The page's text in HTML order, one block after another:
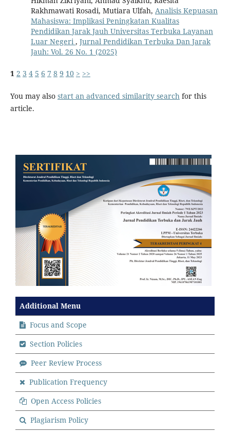
Rakhmawati Rosadi, Mutiara Ulfah, Analisis Kepuasan
Mahasiswa: Implikasi Peningkatan Kualitas
Pendidikan Jarak Jauh Universitas Terbuka Layanan
Luar Negeri , Jurnal Pendidikan Terbuka Dan Jarak
Jauh: Vol. 26 No. 1 (2025)
1 2 3 4 5 6 7 8 9 10 > >>
You may also start an advanced similarity searchfor this
article.
Additional Menu
Focus and Scope
Section Policies
Peer Review Process
Publication Frequency
Open Access Policies
Plagiarism Policy